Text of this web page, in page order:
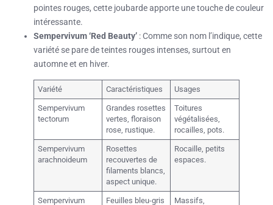
pointes rouges, cette joubarde apporte une touche de couleur
intéressante.
Sempervivum ‘Red Beauty’ : Comme son nom l’indique, cette
variété se pare de teintes rouges intenses, surtout en
automne et en hiver.
Variété Caractéristiques Usages
Sempervivum
tectorum
Grandes rosettes
vertes, floraison
rose, rustique.
Toitures
végétalisées,
rocailles, pots.
Sempervivum
arachnoideum
Rosettes
recouvertes de
filaments blancs,
aspect unique.
Rocaille, petits
espaces.
Sempervivum Feuilles bleu-gris Massifs,